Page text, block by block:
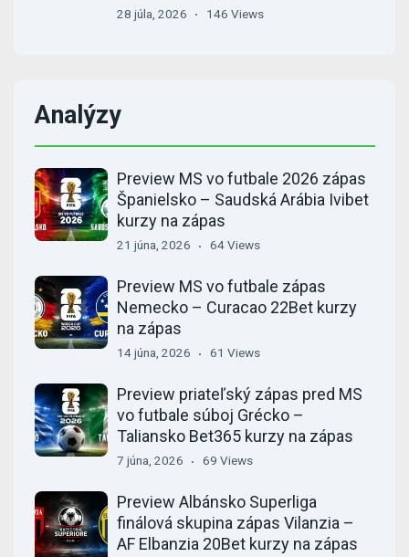
28 júla, 2026 146 Views
Analýzy
Preview MS vo futbale 2026 zápas
Španielsko – Saudská Arábia Ivibet
kurzy na zápas
21 júna, 2026 64 Views
Preview MS vo futbale zápas
Nemecko – Curacao 22Bet kurzy
na zápas
14 júna, 2026 61 Views
Preview priateľský zápas pred MS
vo futbale súboj Grécko –
Taliansko Bet365 kurzy na zápas
7 júna, 2026 69 Views
Preview Albánsko Superliga
finálová skupina zápas Vilanzia –
AF Elbanzia 20Bet kurzy na zápas